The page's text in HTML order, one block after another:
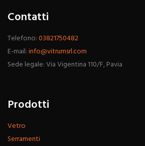
Contatti
Telefono:03821750482
E-mail:info@vitrumsrl.com
Sede legale: Via Vigentina 110/F, Pavia
Prodotti
Vetro
Serramenti